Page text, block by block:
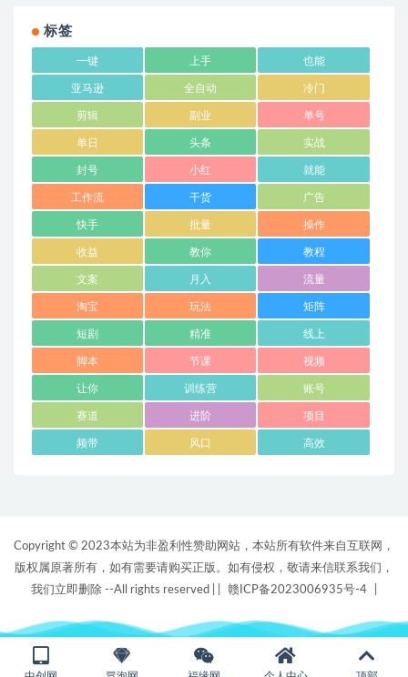
标签
一键 上手 也能
亚马逊 全自动 冷门
剪辑 副业 单号
单日 头条 实战
封号 小红 就能
工作流 干货 广告
快手 批量 操作
收益 教你 教程
文案 月入 流量
淘宝 玩法 矩阵
短剧 精准 线上
脚本 节课 视频
让你 训练营 账号
赛道 进阶 项目
频带 风口 高效
Copyright © 2023本站为非盈利性赞助网站，本站所有软件来自互联网，
版权属原著所有，如有需要请购买正版。如有侵权，敬请来信联系我们，
我们立即删除 --All rights reserved |
赣ICP备2023006935号-4